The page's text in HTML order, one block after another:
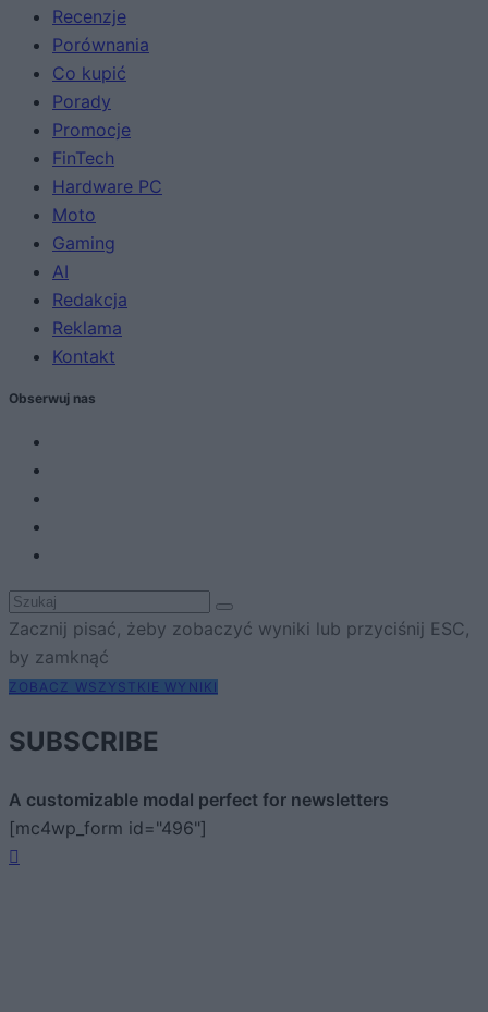
Recenzje
Porównania
Co kupić
Porady
Promocje
FinTech
Hardware PC
Moto
Gaming
AI
Redakcja
Reklama
Kontakt
Obserwuj nas
Zacznij pisać, żeby zobaczyć wyniki lub przyciśnij ESC,
by zamknąć
ZOBACZ WSZYSTKIE WYNIKI
SUBSCRIBE
A customizable modal perfect for newsletters
[mc4wp_form id="496"]